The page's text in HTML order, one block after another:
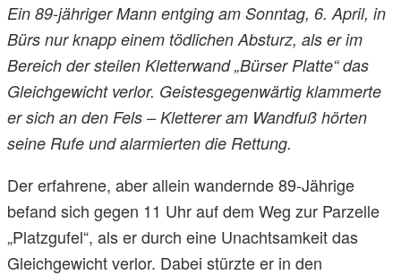
Ein 89-jähriger Mann entging am Sonntag, 6. April, in
Bürs nur knapp einem tödlichen Absturz, als er im
Bereich der steilen Kletterwand „Bürser Platte“ das
Gleichgewicht verlor. Geistesgegenwärtig klammerte
er sich an den Fels – Kletterer am Wandfuß hörten
seine Rufe und alarmierten die Rettung.
Der erfahrene, aber allein wandernde 89-Jährige
befand sich gegen 11 Uhr auf dem Weg zur Parzelle
„Platzgufel“, als er durch eine Unachtsamkeit das
Gleichgewicht verlor. Dabei stürzte er in den